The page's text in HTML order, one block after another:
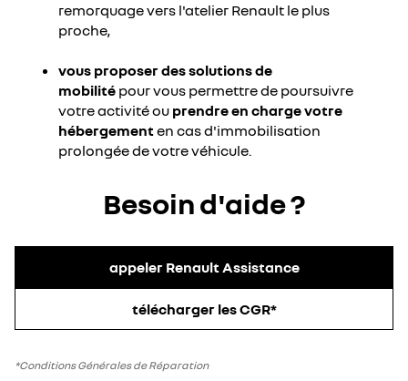
remorquage vers l'atelier Renault le plus
proche,
vous proposer des solutions de
mobilité pour vous permettre de poursuivre
votre activité ou prendre en charge votre
hébergementen cas d'immobilisation
prolongée de votre véhicule.
Besoin d'aide ?
appeler Renault Assistance
télécharger les CGR*
*Conditions Générales de Réparation